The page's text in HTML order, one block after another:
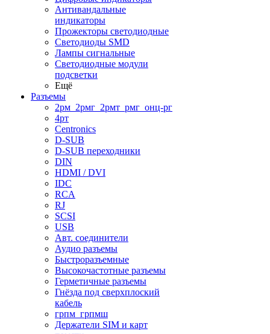
Антивандальные
индикаторы
Прожекторы светодиодные
Светодиоды SMD
Лампы сигнальные
Светодиодные модули
подсветки
Ещё
Разъемы
2рм_2рмг_2рмт_рмг_онц-рг
4рт
Centronics
D-SUB
D-SUB переходники
DIN
HDMI / DVI
IDC
RCA
RJ
SCSI
USB
Авт. соединители
Аудио разъемы
Быстроразъемные
Высокочастотные разъемы
Герметичные разъемы
Гнёзда под сверхплоский
кабель
грпм_грпмш
Держатели SIM и карт